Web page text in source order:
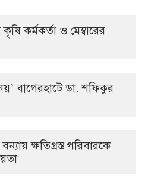
কর্মকর্তা ও মেম্বারের
বাগেরহাটে ডা. শফিকুর
ক্ষতিগ্রস্ত পরিবারকে